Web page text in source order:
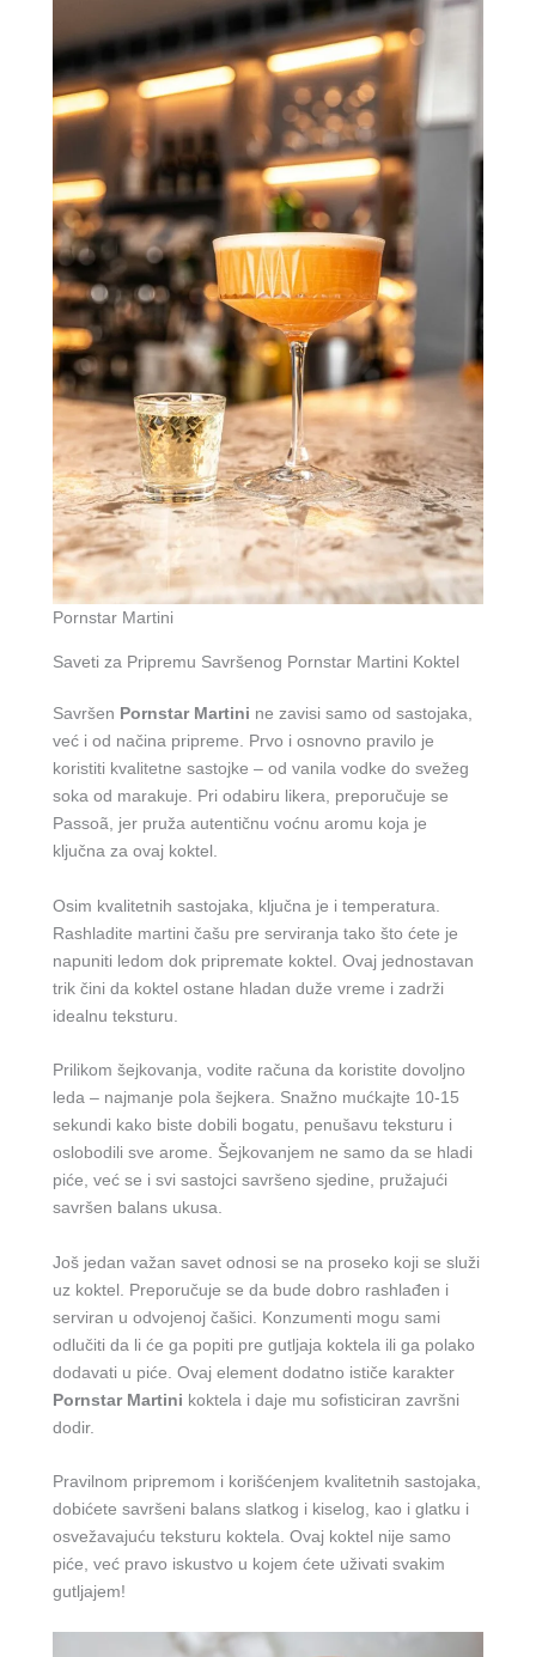
Pornstar Martini
Saveti za Pripremu Savršenog Pornstar Martini Koktel
Savršen Pornstar Martini ne zavisi samo od sastojaka,
već i od načina pripreme. Prvo i osnovno pravilo je
koristiti kvalitetne sastojke – od vanila vodke do svežeg
soka od marakuje. Pri odabiru likera, preporučuje se
Passoã, jer pruža autentičnu voćnu aromu koja je
ključna za ovaj koktel.
Osim kvalitetnih sastojaka, ključna je i temperatura.
Rashladite martini čašu pre serviranja tako što ćete je
napuniti ledom dok pripremate koktel. Ovaj jednostavan
trik čini da koktel ostane hladan duže vreme i zadrži
idealnu teksturu.
Prilikom šejkovanja, vodite računa da koristite dovoljno
leda – najmanje pola šejkera. Snažno mućkajte 10-15
sekundi kako biste dobili bogatu, penušavu teksturu i
oslobodili sve arome. Šejkovanjem ne samo da se hladi
piće, već se i svi sastojci savršeno sjedine, pružajući
savršen balans ukusa.
Još jedan važan savet odnosi se na proseko koji se služi
uz koktel. Preporučuje se da bude dobro rashlađen i
serviran u odvojenoj čašici. Konzumenti mogu sami
odlučiti da li će ga popiti pre gutljaja koktela ili ga polako
dodavati u piće. Ovaj element dodatno ističe karakter
Pornstar Martini koktela i daje mu sofisticiran završni
dodir.
Pravilnom pripremom i korišćenjem kvalitetnih sastojaka,
dobićete savršeni balans slatkog i kiselog, kao i glatku i
osvežavajuću teksturu koktela. Ovaj koktel nije samo
piće, već pravo iskustvo u kojem ćete uživati svakim
gutljajem!